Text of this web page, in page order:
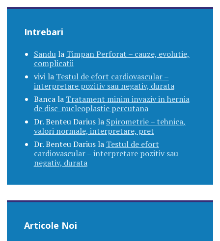
Intrebari
Sandula Timpan Perforat – cauze, evolutie,
complicatii
vivila Testul de efort cardiovascular –
interpretare pozitiv sau negativ, durata
Bancala Tratament minim invaziv in hernia
de disc-nucleoplastie percutana
Dr. Benteu Dariusla Spirometrie – tehnica,
valori normale, interpretare, pret
Dr. Benteu Dariusla Testul de efort
cardiovascular – interpretare pozitiv sau
negativ, durata
Articole Noi